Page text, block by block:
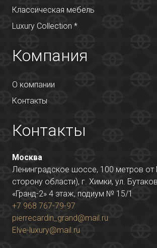
Классическая мебель
Luxury Collection *
Компания
О компании
Контакты
Контакты
Москва
Ленинградское шоссе, 100 метров
сторону области), г. Химки, ул.
«Гранд-2» 4 этаж, подиум № 15/1
+7 968 767-79-97
pierrecardin_grand@mail.ru
Elve-luxury@mail.ru